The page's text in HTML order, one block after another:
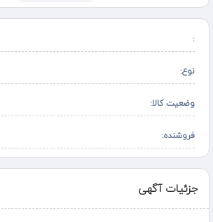
:
نوع:
وضعیت کالا:
فروشنده:
جزئیات آگهی